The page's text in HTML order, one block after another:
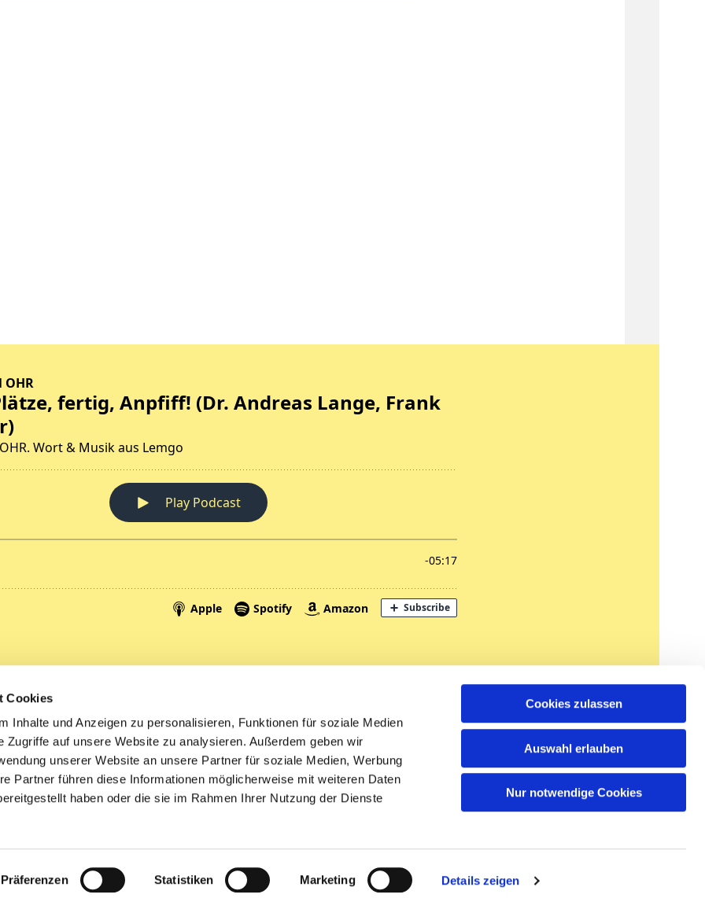
Cookies
Inhalte und Anzeigen zu personalisieren, Funktionen für soziale Medien
Zugriffe auf unsere Website zu analysieren. Außerdem geben wir
unserer Website an unsere Partner für soziale Medien, Werbung
Partner führen diese Informationen möglicherweise mit weiteren Daten
haben oder die sie im Rahmen Ihrer Nutzung der Dienste
Präferenzen Statistiken Marketing Details zeigen
Cookies zulassen
Auswahl erlauben
Nur notwendige Cookies
Spenden
Tickets
Litauen
Mitglied werden